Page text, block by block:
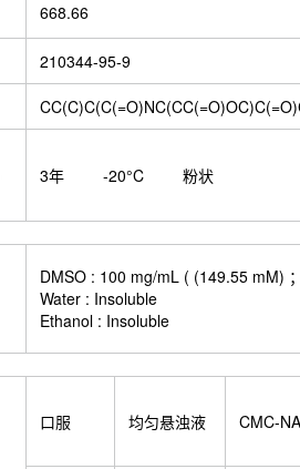
668.66
210344-95-9
3年 -20°C 粉状
DMSO : 100 mg/mL ( (149.55 mM)
Water : Insoluble
Ethanol : Insoluble
口服 均匀悬浊液 CMC-NA